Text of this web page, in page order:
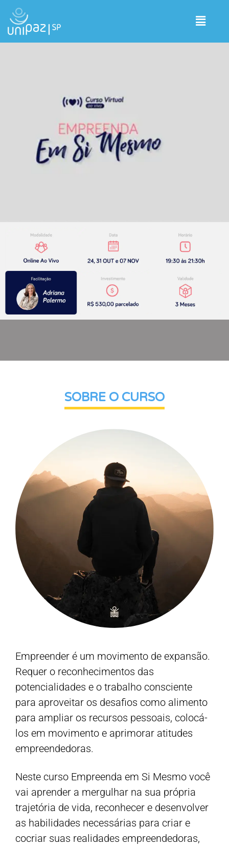
SOBRE O CURSO
Empreender é um movimento de expansão.
Requer o reconhecimentos das
potencialidades e o trabalho consciente
para aproveitar os desafios como alimento
para ampliar os recursos pessoais, colocá-
los em movimento e aprimorar atitudes
empreendedoras.
Neste curso Empreenda em Si Mesmo você
vai aprender a mergulhar na sua própria
trajetória de vida, reconhecer e desenvolver
as habilidades necessárias para criar e
cocriar suas realidades empreendedoras,